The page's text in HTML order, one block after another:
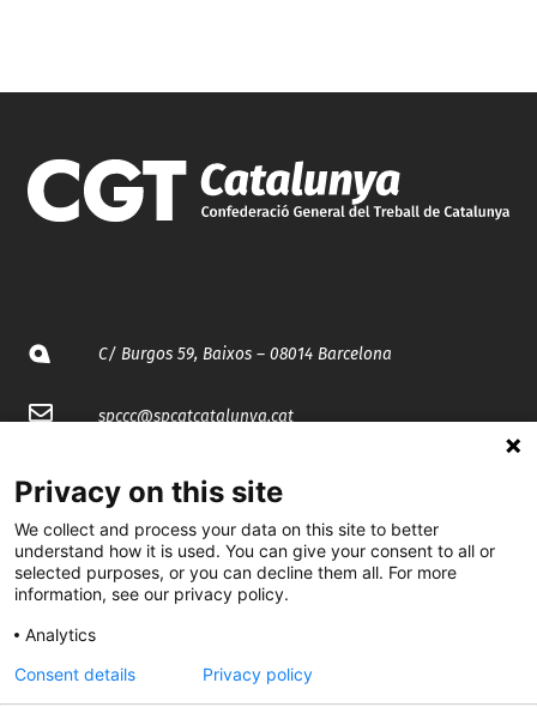
C/ Burgos 59, Baixos – 08014 Barcelona
spccc@spcgtcatalunya.cat
@CGTCatalunya
cgtcatalunya
CGTCatalunya
cgtcatalunya
Privacy on this site
We collect and process your data on this site to better
understand how it is used. You can give your consent to all or
selected purposes, or you can decline them all. For more
information, see our privacy policy.
Analytics
Consent details
Privacy policy